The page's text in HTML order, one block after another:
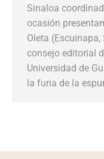
Sinaloa
ocasión
Oleta
consejo editorial
Universidad de
la furia de la